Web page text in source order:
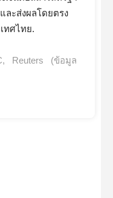
ละส่งผลโดยตรง
ทศไทย.
Reuters (ข้อมูล